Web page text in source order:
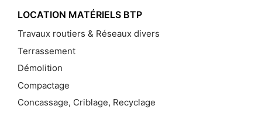
LOCATION MATÉRIELS BTP
Travaux routiers & Réseaux divers
Terrassement
Démolition
Compactage
Concassage, Criblage, Recyclage